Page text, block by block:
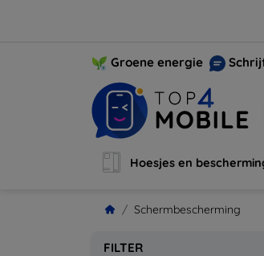
Groene energie
Hoesjes en
Schermbescherming
FILTER